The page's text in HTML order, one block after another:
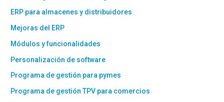
ERP para almacenes y distribuidores
Mejoras del ERP
Módulos y funcionalidades
Personalización de software
Programa de gestión para pymes
Programa de gestión TPV para comercios